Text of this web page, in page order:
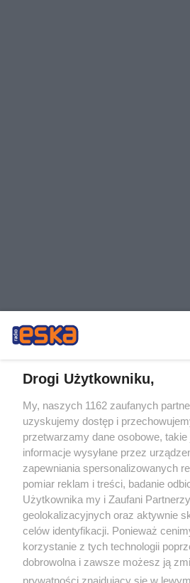
Drogi Użytkowniku,
My, naszych 1162 zaufanych
uzyskujemy dostęp i
przetwarzamy dane osobowe,
informacje wysyłane przez
zapewniania spersonalizowanych
pomiar reklam i treści, badanie
Użytkownika my i Zaufani
geolokalizacyjnych oraz aktywnie
celów identyfikacji. Ponieważ
korzystanie z tych technologii
dobrowolna i zawsze możesz ją
prywatności znajdujący się w